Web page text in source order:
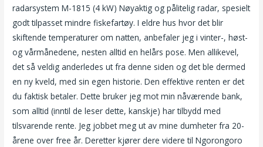
radarsystem M-1815 (4 kW) Nøyaktig og pålitelig radar, spesielt
godt tilpasset mindre fiskefartøy. I eldre hus hvor det blir
skiftende temperaturer om natten, anbefaler jeg i vinter-, høst-
og vårmånedene, nesten alltid en helårs pose. Men allikevel,
det så veldig anderledes ut fra denne siden og det ble dermed
en ny kveld, med sin egen historie. Den effektive renten er det
du faktisk betaler. Dette bruker jeg mot min nåværende bank,
som alltid (inntil de leser dette, kanskje) har tilbydd med
tilsvarende rente. Jeg jobbet meg ut av mine dumheter fra 20-
årene over free år. Deretter kjører dere videre til Ngorongoro